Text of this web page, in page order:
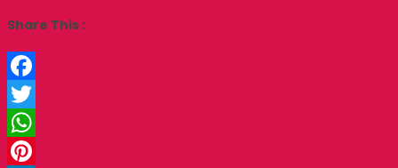
Share This :
Facebook
Twitter
WhatsApp